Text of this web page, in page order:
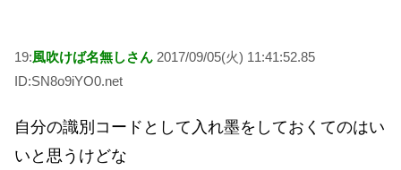
19:風吹けば名無しさん 2017/09/05(火) 11:41:52.85
ID:SN8o9iYO0.net
自分の識別コードとして入れ墨をしておくてのはい
いと思うけどな